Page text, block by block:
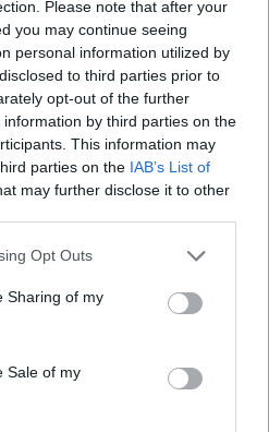
Please note that after your
you may continue seeing
personal information utilized by
to third parties prior to
opt-out of the further
by third parties on the
This information may
parties on the IAB’s List of
may further disclose it to other
app uses one or more Google
behaviour. You may click to
and its third-party tags to
purposes in below Google
Opt Outs
Sharing of my
Sale of my
ΑΥΓΟΎΣΤΟΥ 2026
μποφόρ (VIDEO)